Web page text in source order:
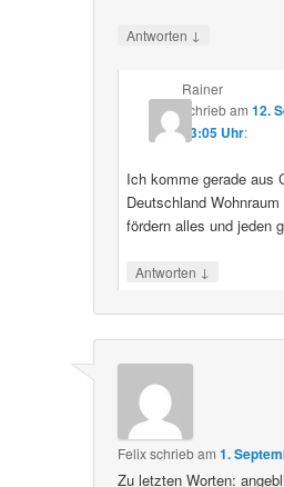
Antworten ↓
Rainer
schriebam 12.
23:05 Uhr:
Ich komme gerade aus
Deutschland
fördern alles und jeden
Antworten ↓
Felixschriebam1.
Zu letzten Worten: